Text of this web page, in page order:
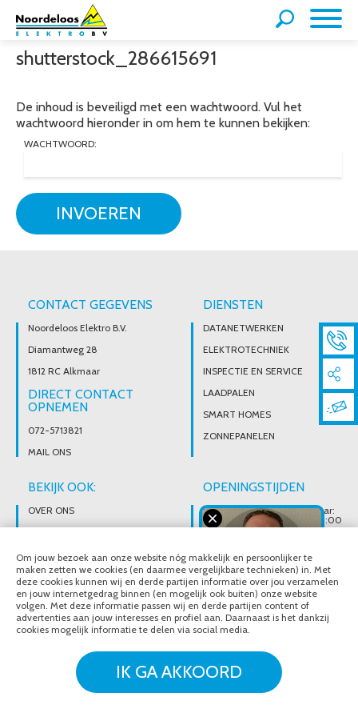
shutterstock_286615691
De inhoud is beveiligd met een wachtwoord. Vul het
wachtwoord hieronder in om hem te kunnen bekijken:
WACHTWOORD:
INVOEREN
CONTACT GEGEVENS
Noordeloos Elektro B.V.
Diamantweg 28
1812 RC Alkmaar
DIRECT CONTACT
OPNEMEN
072-5713821
MAIL ONS
DIENSTEN
DATANETWERKEN
ELEKTROTECHNIEK
INSPECTIE EN SERVICE
LAADPALEN
SMART HOMES
ZONNEPANELEN
BEKIJK OOK:
OVER ONS
VACATURES
OPENINGSTIJDEN
Wij zijn telefonisch bereikbaar:
Maandag tot vrijdag van 08:00
t/m 17:00 uur
particuliere verkoop.
Afhalen van materialen is
alleen mogelijk na telefonisch
contact.
Over ons
Brochures
Vacatures
Om jouw bezoek aan onze website nóg makkelijk en persoonlijker te
maken zetten we cookies (en daarmee vergelijkbare technieken) in. Met
deze cookies kunnen wij en derde partijen informatie over jou verzamelen
en jouw internetgedrag binnen (en mogelijk ook buiten) onze website
volgen. Met deze informatie passen wij en derde partijen content of
advertenties aan jouw interesses en profiel aan. Daarnaast is het dankzij
cookies mogelijk informatie te delen via social media.
IK GA AKKOORD